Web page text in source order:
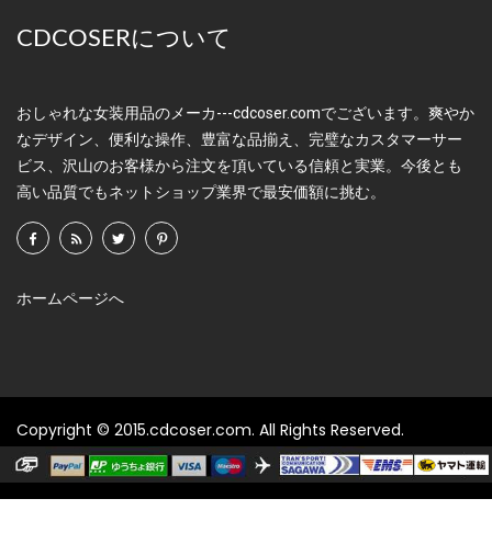
CDCOSERについて
おしゃれな女装用品のメーカ---cdcoser.comでございます。爽やか
なデザイン、便利な操作、豊富な品揃え、完璧なカスタマーサー
ビス、沢山のお客様から注文を頂いている信頼と実業。今後とも
高い品質でもネットショップ業界で最安価額に挑む。
ホームページへ
Copyright © 2015.cdcoser.com. All Rights Reserved.